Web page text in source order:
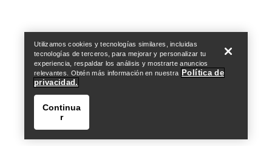
Help
Utilizamos cookies y tecnologías similares, incluidas
tecnologías de terceros, para mejorar y personalizar tu
experiencia, respaldar los análisis y mostrarte anuncios
relevantes. Obtén más información en nuestra Política de
privacidad.
Continua
r